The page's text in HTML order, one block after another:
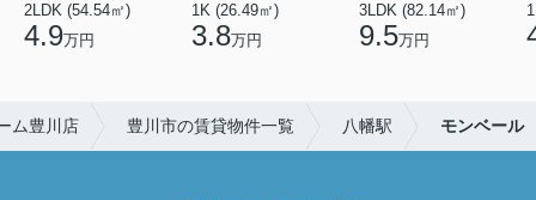
2LDK (54.54㎡)
4.9万円
1K (26.49㎡)
3.8万円
3LDK (82.14㎡)
9.5万円
ム豊川店 豊川市の賃貸物件一覧 八幡駅 モンベール